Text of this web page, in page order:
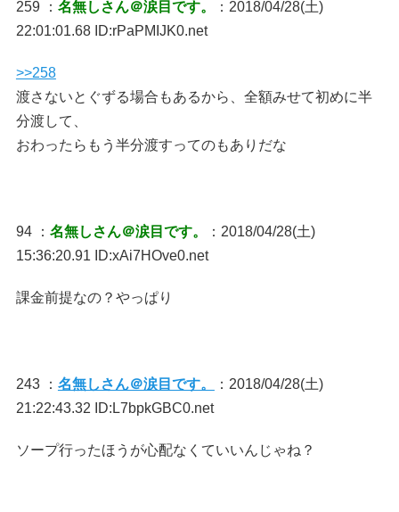
259 ： 名無しさん＠涙目です。
：2018/04/28(土)
22:01:01.68 ID:rPaPMIJK0.net
>>258
渡さないとぐずる場合もあるから、全額みせて初めに半
分渡して、
おわったらもう半分渡すってのもありだな
94 ： 名無しさん＠涙目です。
：2018/04/28(土)
15:36:20.91 ID:xAi7HOve0.net
課金前提なの？やっぱり
243 ： 名無しさん＠涙目です。
：2018/04/28(土)
21:22:43.32 ID:L7bpkGBC0.net
ソープ行ったほうが心配なくていいんじゃね？